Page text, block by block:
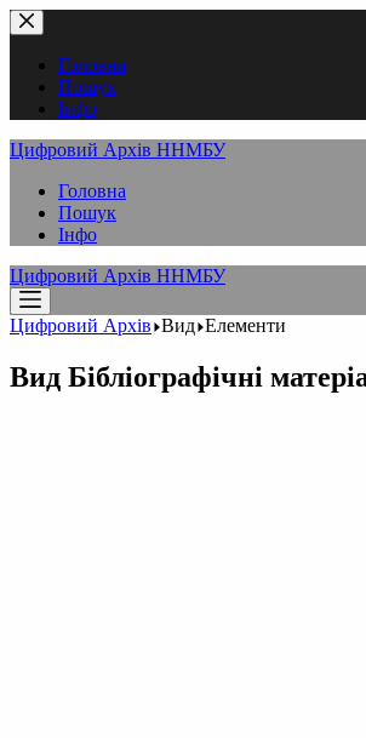
Перейти
до
вмістуГоловна
Пошук
Інфо
Цифровий Архів ННМБУ
Головна
Пошук
Інфо
Цифровий Архів ННМБУ
Цифровий Архів Вид Елементи
Вид Бібліографічні